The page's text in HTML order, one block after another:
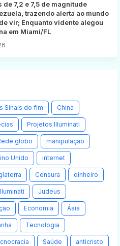
de 7,2 e 7,5 de magnitude
trazendo alerta ao mundo
vir; Enquanto vidente alegou
em Miami/FL
Sinais do fim China
Projetos Illuminati
globo manipulação
Unido internet
Censura dinheiro
Judeus
Economia Ásia
Tecnologia
Saúde anticristo